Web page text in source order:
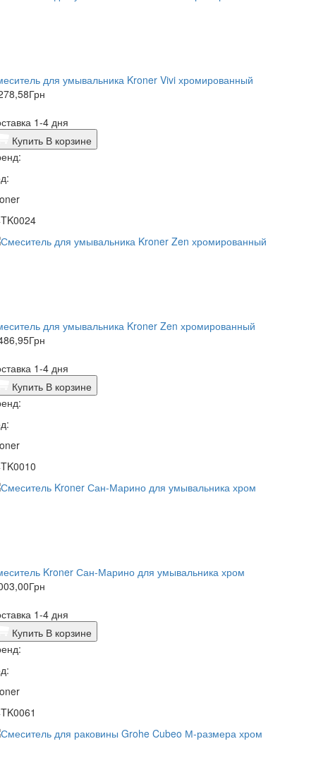
для умывальника Kroner Vivi хромированный
Грн
1-4 дня
Купить В корзине
для умывальника Kroner Zen хромированный
Грн
1-4 дня
Купить В корзине
Kroner Сан-Марино для умывальника хром
Грн
1-4 дня
Купить В корзине